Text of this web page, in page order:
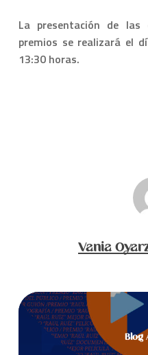
La presentación de
premios se realizará el
13:30 horas.
Vania
Blog